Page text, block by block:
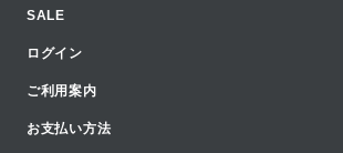
SALE
ログイン
ご利用案内
お支払い方法